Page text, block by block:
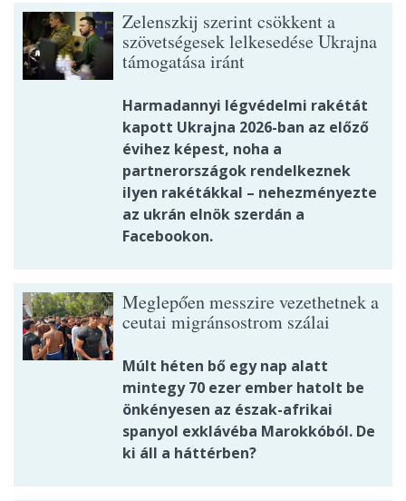
Zelenszkij szerint csökkent a
szövetségesek lelkesedése Ukrajna
támogatása iránt
Harmadannyi légvédelmi rakétát
kapott Ukrajna 2026-ban az előző
évihez képest, noha a
partnerországok rendelkeznek
ilyen rakétákkal – nehezményezte
az ukrán elnök szerdán a
Facebookon.
Meglepően messzire vezethetnek a
ceutai migránsostrom szálai
Múlt héten bő egy nap alatt
mintegy 70 ezer ember hatolt be
önkényesen az észak-afrikai
spanyol exklávéba Marokkóból. De
ki áll a háttérben?